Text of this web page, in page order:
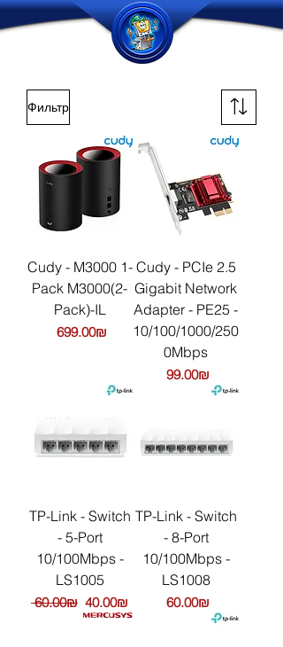
Фильтр
Cudy - M3000 1-
Pack M3000(2-
Pack)-IL
Цена ‏699.00 ‏₪
Cudy - PCIe 2.5
Gigabit Network
Adapter - PE25 -
10/100/1000/250
0Mbps
Цена ‏99.00 ‏₪
TP-Link - Switch
- 5-Port
10/100Mbps -
LS1005
Обычная цена
‏60.00 ‏₪ Цена со скидкой
‏40.00 ‏₪
TP-Link - Switch
- 8-Port
10/100Mbps -
LS1008
Цена ‏60.00 ‏₪